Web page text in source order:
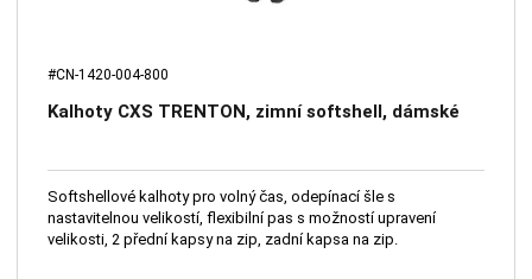
#CN-1420-004-800
Kalhoty CXS TRENTON, zimní softshell, dámské
Softshellové kalhoty pro volný čas, odepínací šle s
nastavitelnou velikostí, flexibilní pas s možností upravení
velikosti, 2 přední kapsy na zip, zadní kapsa na zip.